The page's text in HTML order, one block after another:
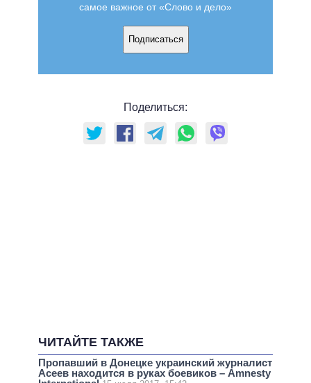
самое важное от «Слово и дело»
Подписаться
Поделиться:
ЧИТАЙТЕ ТАКЖЕ
Пропавший в Донецке украинский журналист
Асеев находится в руках боевиков – Amnesty